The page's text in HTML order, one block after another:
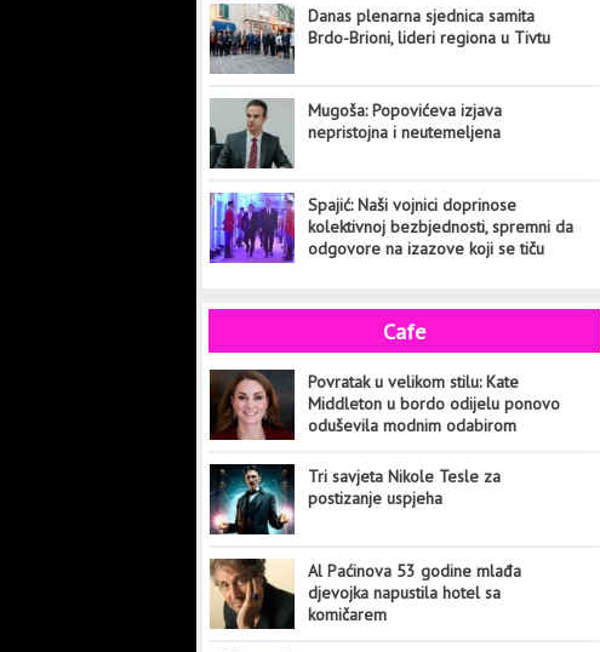
Danas plenarna sjednica samita
Brdo-Brioni, lideri regiona u Tivtu
Mugoša: Popovićeva izjava
nepristojna i neutemeljena
Spajić: Naši vojnici doprinose
kolektivnoj bezbjednosti, spremni da
odgovore na izazove koji se tiču
Cafe
Povratak u velikom stilu: Kate
Middleton u bordo odijelu ponovo
oduševila modnim odabirom
Tri savjeta Nikole Tesle za
postizanje uspjeha
Al Paćinova 53 godine mlađa
djevojka napustila hotel sa
komičarem